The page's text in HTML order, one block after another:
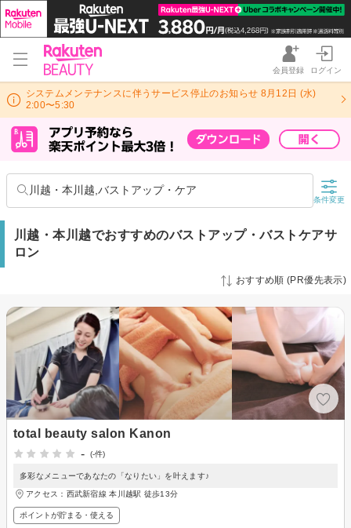
会員登録 ログイン
システムメンテナンスに伴うサービス停止のお知らせ 8月12日 (水)
2:00〜5:30
川越・本川越,バストアップ・ケア
条件変更
川越・本川越でおすすめのバストアップ・バストケアサ
ロン
おすすめ順 (PR優先表示)
total beauty salon Kanon
-
(-件)
多彩なメニューであなたの「なりたい」を叶えます♪
アクセス：西武新宿線 本川越駅 徒歩13分
ポイントが貯まる・使える